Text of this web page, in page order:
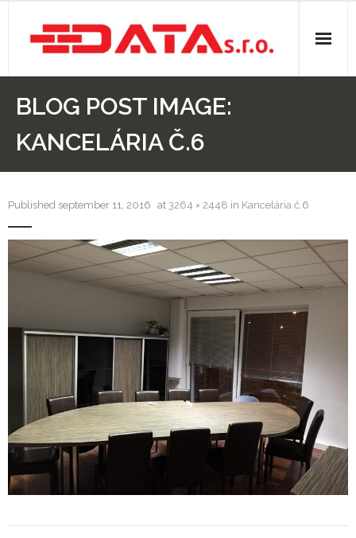
Stavebná činnosť
- Izolácie
- Kúpeľne
- Rezanie panelov
- Voda, odpady, kúrenie
- Zámkové dlažby
- Rekonštrukcie bytových a nebytových priestorov
- Plastové okná a dvere
Prenájom bytových a kancelárskych priestorov
BLOG POST IMAGE:
KANCELÁRIA Č.6
Published september 11, 2016 at 3264 × 2448 in Kancelária č.6